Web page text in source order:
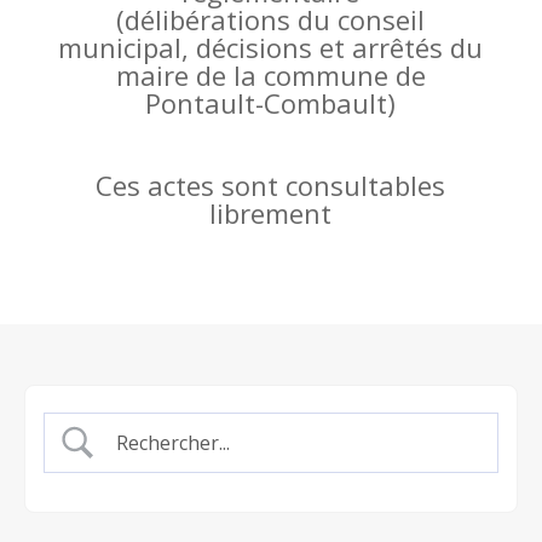
(délibérations du conseil
municipal, décisions et arrêtés du
maire de la commune de
Pontault-Combault)
Ces actes sont consultables
librement